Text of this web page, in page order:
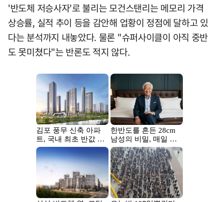
'반도체 저승사자'로 불리는 모건스탠리는 메모리 가격
상승률, 실적 추이 등을 감안해 업황이 정점에 달하고 있
다는 분석까지 내놓았다. 물론 "슈퍼사이클이 아직 중반
도 못미쳤다"는 반론도 적지 않다.